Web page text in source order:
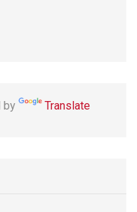
by Translate